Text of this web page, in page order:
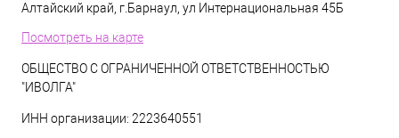
Алтайский край, г.Барнаул, ул Интернациональная 45Б
Посмотреть на карте
ОБЩЕСТВО С ОГРАНИЧЕННОЙ ОТВЕТСТВЕННОСТЬЮ
"ИВОЛГА"
ИНН организации: 2223640551